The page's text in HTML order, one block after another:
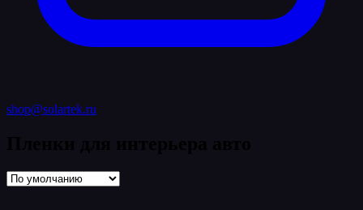
shop@solartek.ru